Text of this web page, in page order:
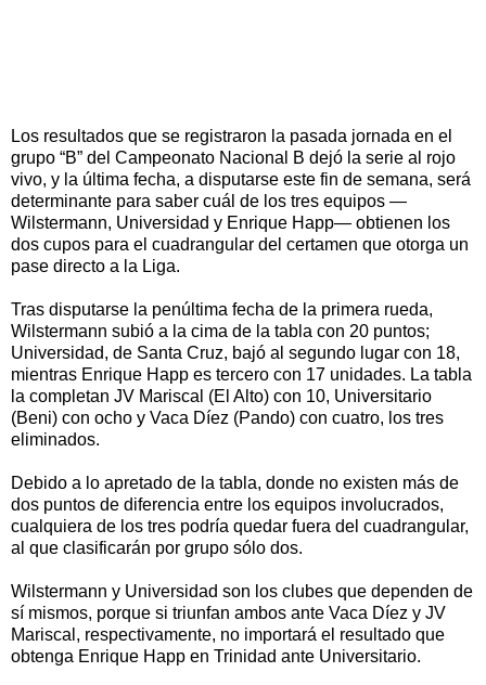
Los resultados que se registraron la pasada jornada en el
grupo “B” del Campeonato Nacional B dejó la serie al rojo
vivo, y la última fecha, a disputarse este fin de semana, será
determinante para saber cuál de los tres equipos —
Wilstermann, Universidad y Enrique Happ— obtienen los
dos cupos para el cuadrangular del certamen que otorga un
pase directo a la Liga.
Tras disputarse la penúltima fecha de la primera rueda,
Wilstermann subió a la cima de la tabla con 20 puntos;
Universidad, de Santa Cruz, bajó al segundo lugar con 18,
mientras Enrique Happ es tercero con 17 unidades. La tabla
la completan JV Mariscal (El Alto) con 10, Universitario
(Beni) con ocho y Vaca Díez (Pando) con cuatro, los tres
eliminados.
Debido a lo apretado de la tabla, donde no existen más de
dos puntos de diferencia entre los equipos involucrados,
cualquiera de los tres podría quedar fuera del cuadrangular,
al que clasificarán por grupo sólo dos.
Wilstermann y Universidad son los clubes que dependen de
sí mismos, porque si triunfan ambos ante Vaca Díez y JV
Mariscal, respectivamente, no importará el resultado que
obtenga Enrique Happ en Trinidad ante Universitario.